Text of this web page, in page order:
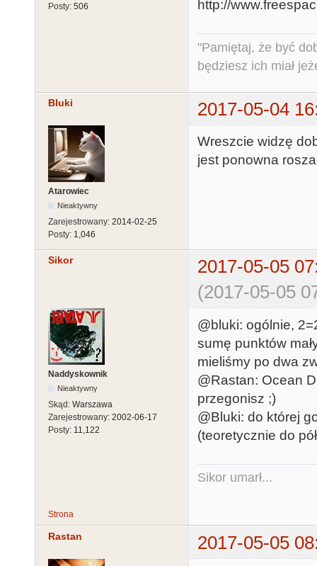
Posty: 506
"Pamiętaj, że być
będziesz ich miał
Bluki 2017-05-04
Atarowiec
Nieaktywny
Zarejestrowany: 2014-02-25
Posty: 1,046
Wreszcie widzę
jest ponowna
Sikor
2017-05-05
(2017-05-05
Naddyskownik
Nieaktywny
Skąd: Warszawa
Zarejestrowany: 2002-06-17
Posty: 11,122
@bluki: ogólnie,
sumę punktów
mieliśmy po dwa
@Rastan: Ocean
przegonisz ;)
@Bluki: do której
(teoretycznie do
Sikor umarł...
Strona
Rastan 2017-05-05